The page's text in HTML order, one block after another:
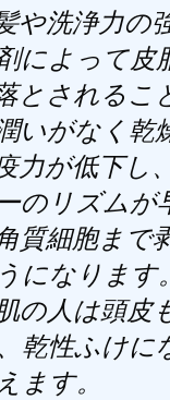
や洗浄力の
によって皮
とされるこ
いがなく乾
力が低下し
のリズムが
質細胞まで
になります
の人は頭皮
乾性ふけに
ます。